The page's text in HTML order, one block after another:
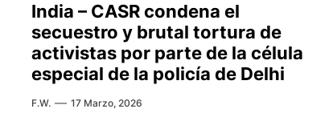
India – CASR condena el
secuestro y brutal tortura de
activistas por parte de la célula
especial de la policía de Delhi
F.W. 17 Marzo, 2026